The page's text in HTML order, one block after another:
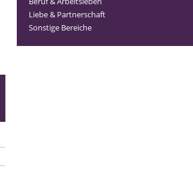
Liebe & Partnerschaft
Sonstige Bereiche